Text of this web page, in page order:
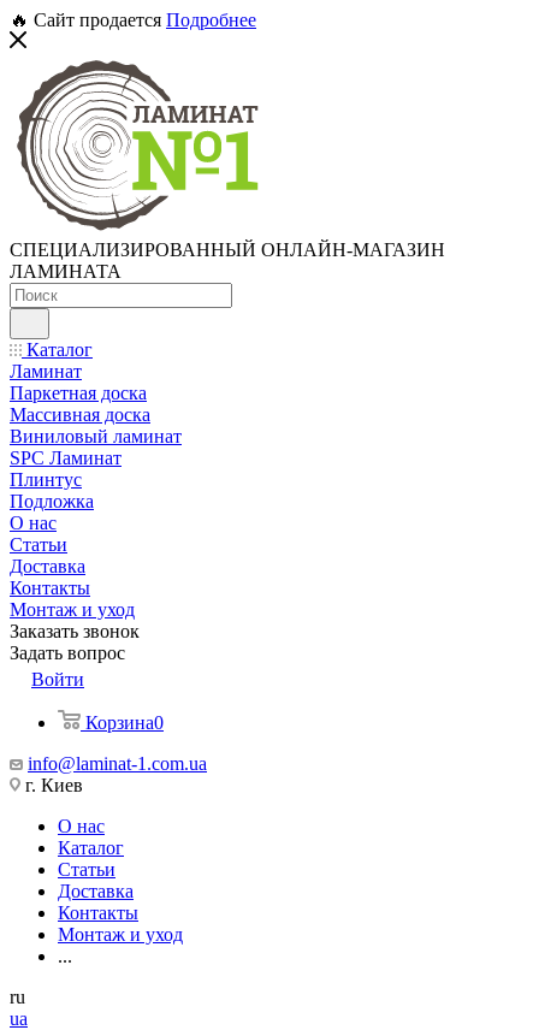
🔥 Сайт продается Подробнее
СПЕЦИАЛИЗИРОВАННЫЙ ОНЛАЙН-МАГАЗИН
ЛАМИНАТА
Каталог
Ламинат
Паркетная доска
Массивная доска
Виниловый ламинат
SPC Ламинат
Плинтус
Подложка
О нас
Статьи
Доставка
Контакты
Монтаж и уход
Заказать звонок
Задать вопрос
Войти
Корзина0
info@laminat-1.com.ua
г. Киев
О нас
Каталог
Статьи
Доставка
Контакты
Монтаж и уход
...
ru
ua